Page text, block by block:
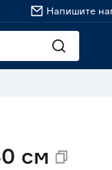
Напишите
см